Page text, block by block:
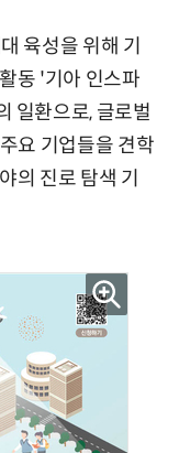
육성을 위해 기
동 '기아 인스파
일환으로, 글로벌
요 기업들을 견학
의 진로 탐색 기